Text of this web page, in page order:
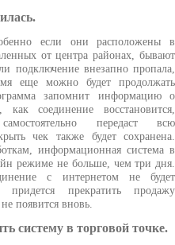
если они расположены в
от центра районах, бывают
подключение внезапно пропала,
еще можно будет продолжать
запомнит информацию о
соединение восстановится,
передаст всю
чек также будет сохранена.
информационная система в
режиме не больше, чем три дня.
с интернетом не будет
придется прекратить продажу
появится вновь.
систему в торговой точке.